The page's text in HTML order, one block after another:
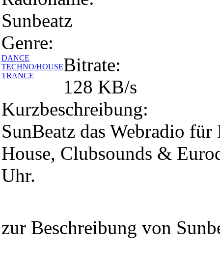
Sunbeatz
Genre:
DANCE
TECHNO/HOUSE
TRANCE
Bitrate:
128 KB/s
Kurzbeschreibung:
SunBeatz das Webradio für
House, Clubsounds &
Uhr.
zur Beschreibung von